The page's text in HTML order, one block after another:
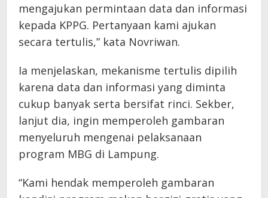
mengajukan permintaan data dan informasi
kepada KPPG. Pertanyaan kami ajukan
secara tertulis,” kata Novriwan.
Ia menjelaskan, mekanisme tertulis dipilih
karena data dan informasi yang diminta
cukup banyak serta bersifat rinci. Sekber,
lanjut dia, ingin memperoleh gambaran
menyeluruh mengenai pelaksanaan
program MBG di Lampung.
“Kami hendak memperoleh gambaran